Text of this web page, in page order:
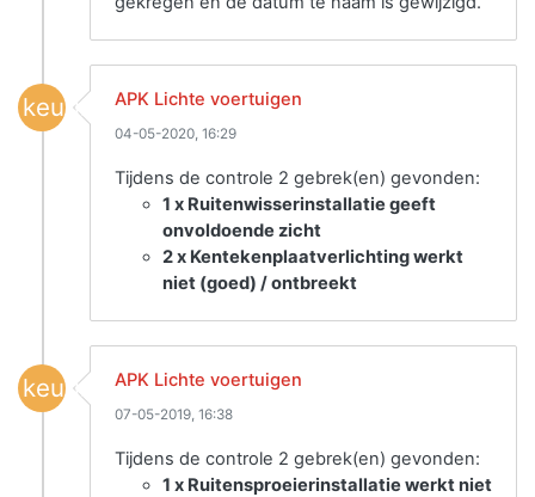
keuring APK Lichte voertuigen
04-05-2020, 16:29
Tijdens de controle 2 gebrek(en) gevonden:
1 x Ruitenwisserinstallatie geeft
onvoldoende zicht
2 x Kentekenplaatverlichting werkt
niet (goed) / ontbreekt
keuring APK Lichte voertuigen
07-05-2019, 16:38
Tijdens de controle 2 gebrek(en) gevonden:
1 x Ruitensproeierinstallatie werkt niet